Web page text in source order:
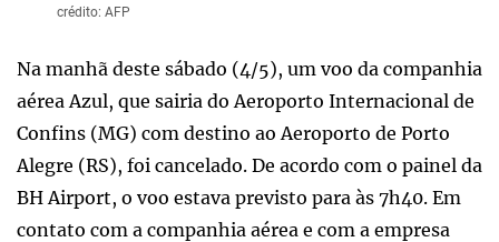
crédito: AFP
Na manhã deste sábado (4/5), um voo da companhia
aérea Azul, que sairia do Aeroporto Internacional de
Confins (MG) com destino ao Aeroporto de Porto
Alegre (RS), foi cancelado. De acordo com o painel da
BH Airport, o voo estava previsto para às 7h40. Em
contato com a companhia aérea e com a empresa